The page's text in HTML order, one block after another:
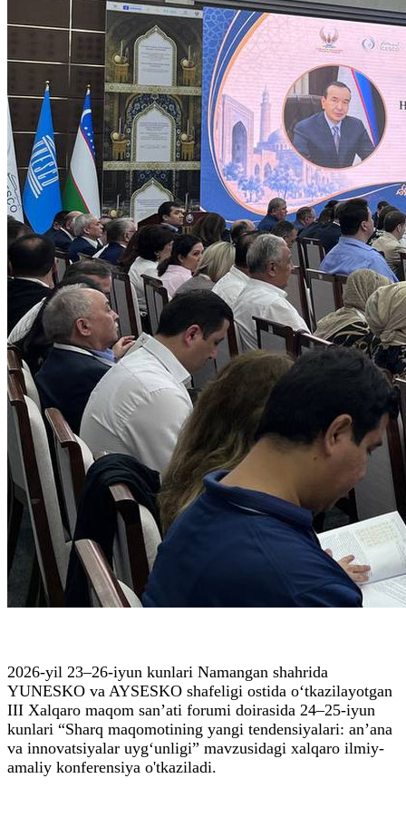
2026-yil 23–26-iyun kunlari Namangan shahrida
YUNESKO va AYSESKO shafeligi ostida o‘tkazilayotgan
III Xalqaro maqom san’ati forumi doirasida 24–25-iyun
kunlari “Sharq maqomotining yangi tendensiyalari: an’ana
va innovatsiyalar uyg‘unligi” mavzusidagi xalqaro ilmiy-
amaliy konferensiya o'tkaziladi.